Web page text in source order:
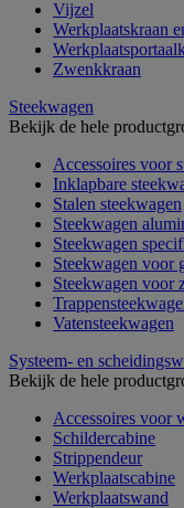
Vijzel
Werkplaatskraan
Zwenkkraan
Steekwagen
Bekijk de hele
Accessoires voor
Inklapbare
Stalen steekwagen
Steekwagen
Steekwagen
Steekwagen voor
Steekwagen voor
Vatensteekwagen
Systeem- en
Bekijk de hele
Accessoires voor
Schildercabine
Strippendeur
Werkplaatscabine
Werkplaatswand